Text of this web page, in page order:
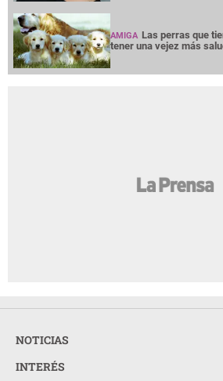
AMIGA Las perras que
tener una vejez más
NOTICIAS
INTERÉS